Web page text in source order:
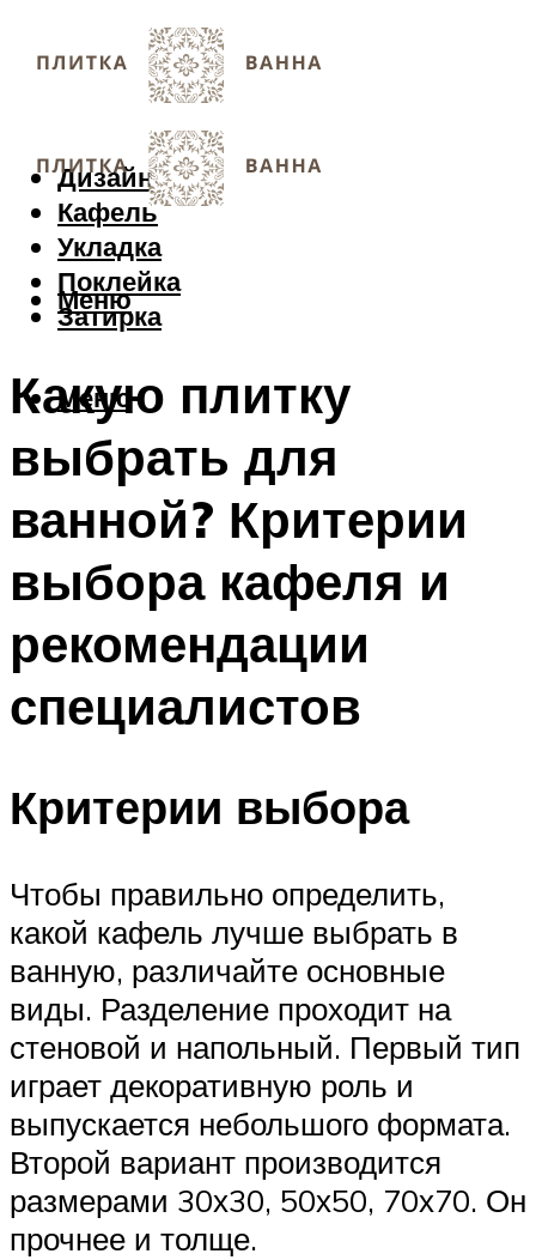
Дизайн
Кафель
Укладка
Поклейка
Затирка
Меню
Меню
Какую плитку
выбрать для
ванной? Критерии
выбора кафеля и
рекомендации
специалистов
Критерии выбора
Чтобы правильно определить,
какой кафель лучше выбрать в
ванную, различайте основные
виды. Разделение проходит на
стеновой и напольный. Первый тип
играет декоративную роль и
выпускается небольшого формата.
Второй вариант производится
размерами 30х30, 50х50, 70х70. Он
прочнее и толще.